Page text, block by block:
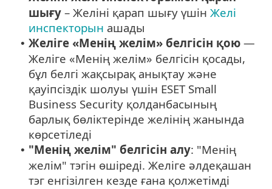
шығу – Желіні қарап шығу үшін Желі
инспекторын ашады
• Желіге «Менің желім» белгісін қою —
Желіге «Менің желім» белгісін қосады,
бұл белгі жақсырақ анықтау және
қауіпсіздік шолуы үшін ESET Small
Business Security қолданбасының
барлық бөліктерінде желінің жанында
көрсетіледі
• "Менің желім" белгісін алу: "Менің
желім" тэгін өшіреді. Желіге әлдеқашан
тэг енгізілген кезде ғана қолжетімді